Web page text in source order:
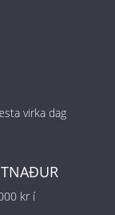
virka dag
kr í